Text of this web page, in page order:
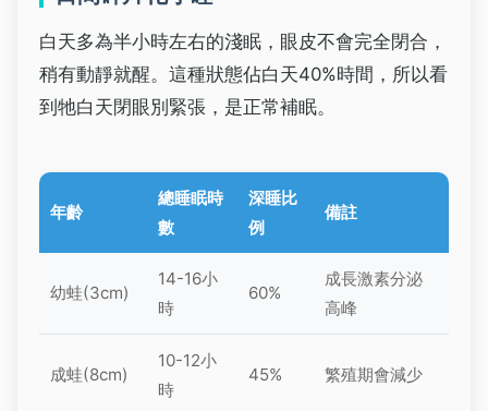
白天多為半小時左右的淺眠，眼皮不會完全閉合，
稍有動靜就醒。這種狀態佔白天40%時間，所以看
到牠白天閉眼別緊張，是正常補眠。
年齡
總睡眠時
數
深睡比
例
備註
幼蛙(3cm)
14-16小
時
60%
成長激素分泌
高峰
成蛙(8cm)
10-12小
時
45% 繁殖期會減少